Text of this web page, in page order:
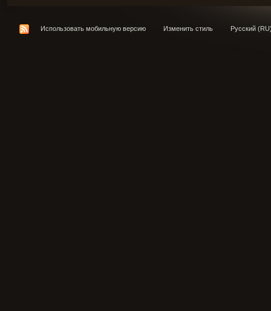
Использовать мобильную версию Изменить стиль Русский